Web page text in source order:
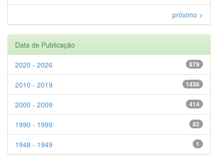
próximo >
Data de Publicação
879
2020 - 2026
1436
2010 - 2019
414
2000 - 2009
82
1990 - 1999
1
1948 - 1949